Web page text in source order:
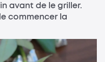
avant de le griller.
commencer la